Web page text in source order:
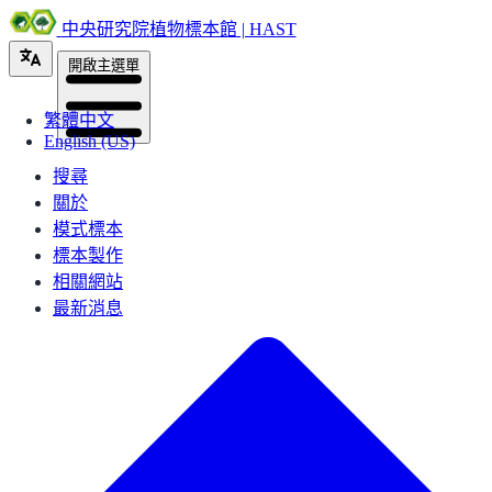
中央研究院植物標本館 | HAST
繁體中文
English (US)
開啟主選單
搜尋
關於
模式標本
標本製作
相關網站
最新消息